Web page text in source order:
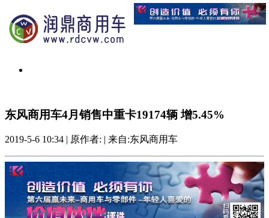
东风商用车4月销售中重卡19174辆 增5.45%
2019-5-6 10:34 | 原作者: | 来自:东风商用车